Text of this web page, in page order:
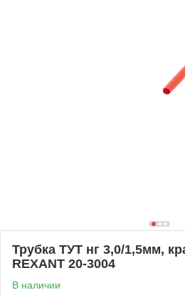
Трубка ТУТ нг 3,0/1,5мм,
REXANT 20-3004
В наличии